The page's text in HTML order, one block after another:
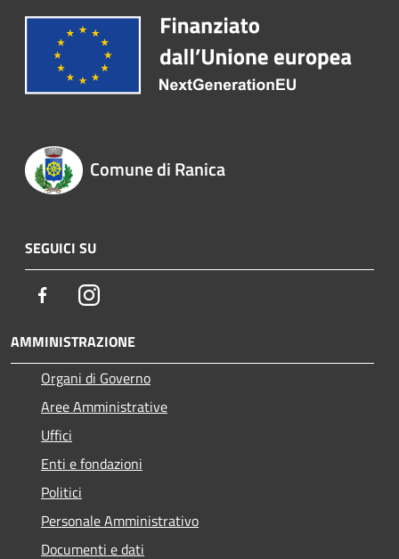
Comune di Ranica
SEGUICI SU
FacebookInstagram
AMMINISTRAZIONE
Organi di Governo
Aree Amministrative
Uffici
Enti e fondazioni
Politici
Personale Amministrativo
Documenti e dati